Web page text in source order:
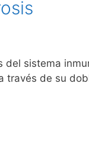
del sistema
través de su